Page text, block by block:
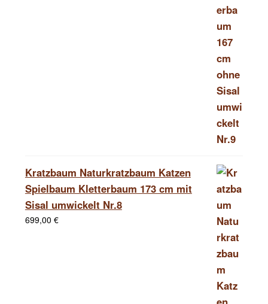
Kratzbaum Naturkratzbaum Katzen
Spielbaum Kletterbaum 173 cm mit
Sisal umwickelt Nr.8
699,00 €